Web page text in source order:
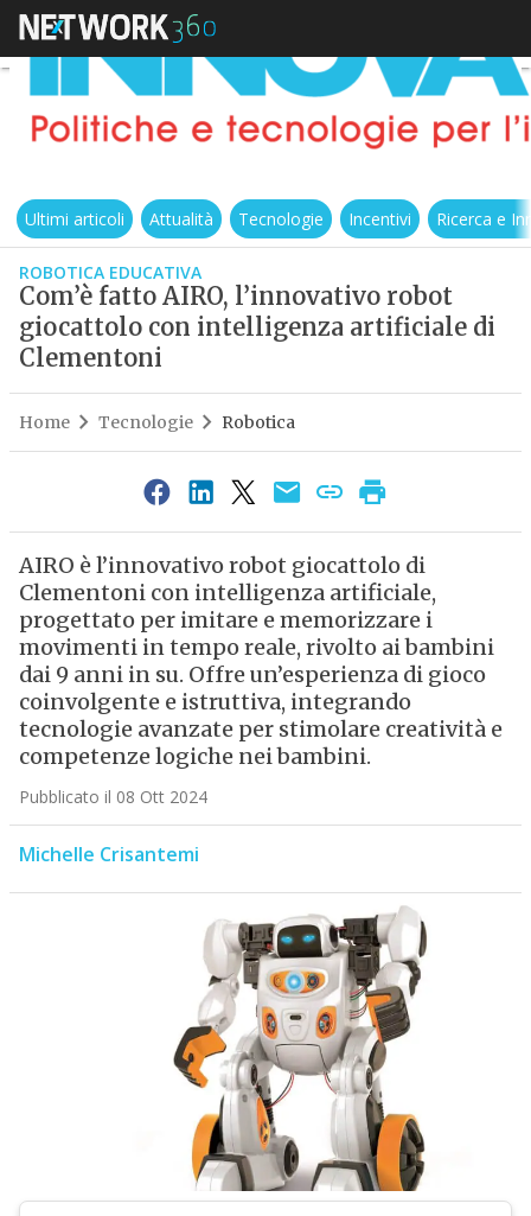
Ultimi articoli Attualità Tecnologie Incentivi Ricerca e
ROBOTICA EDUCATIVA
Com’è fatto AIRO, l’innovativo robot
giocattolo con intelligenza artificiale di
Clementoni
Home Tecnologie Robotica
AIRO è l’innovativo robot giocattolo di
Clementoni con intelligenza artificiale,
progettato per imitare e memorizzare i
movimenti in tempo reale, rivolto ai bambini
dai 9 anni in su. Offre un’esperienza di gioco
coinvolgente e istruttiva, integrando
tecnologie avanzate per stimolare creatività e
competenze logiche nei bambini.
Pubblicato il 08 Ott 2024
Michelle Crisantemi